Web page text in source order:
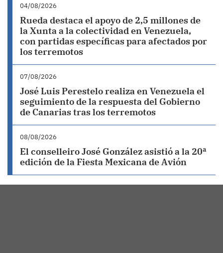
04/08/2026
Rueda destaca el apoyo de 2,5 millones de
la Xunta a la colectividad en Venezuela,
con partidas específicas para afectados por
los terremotos
07/08/2026
José Luis Perestelo realiza en Venezuela el
seguimiento de la respuesta del Gobierno
de Canarias tras los terremotos
08/08/2026
El conselleiro José González asistió a la 20ª
edición de la Fiesta Mexicana de Avión